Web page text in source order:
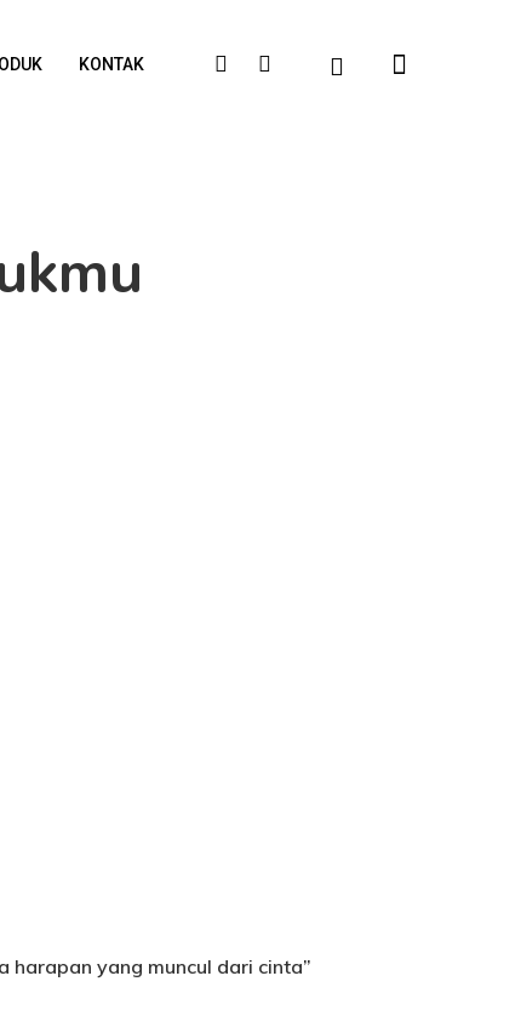
KONTAK
harapan yang muncul dari cinta”